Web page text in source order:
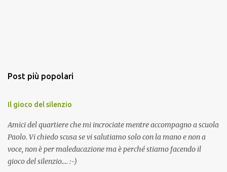
Post più popolari
Il gioco del silenzio
Amici del quartiere che mi incrociate mentre accompagno a scuola
Paolo. Vi chiedo scusa se vi salutiamo solo con la mano e non a
voce, non è per maleducazione ma è perché stiamo facendo il
gioco del silenzio.... :-)